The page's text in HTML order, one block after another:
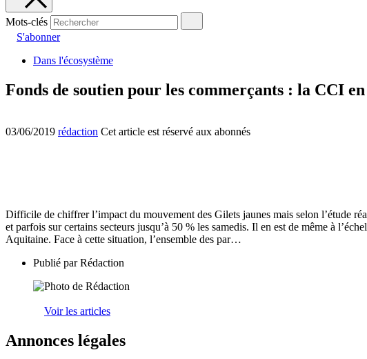
Mots-clés
S'abonner
Dans l'écosystème
Fonds de soutien pour les commerçants : la CCI
03/06/2019 rédaction Cet article est réservé aux abonnés
Difficile de chiffrer l’impact du mouvement des Gilets jaunes mais selon l’étude
et parfois sur certains secteurs jusqu’à 50 % les samedis. Il en est de même à
Aquitaine. Face à cette situation, l’ensemble des par…
Publié parRédaction
Voir les articles
Annonces légales